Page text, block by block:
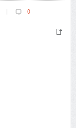
0